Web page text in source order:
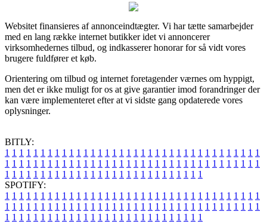
Websitet finansieres af annonceindtægter. Vi har tætte samarbejder
med en lang række internet butikker idet vi annoncerer
virksomhedernes tilbud, og indkasserer honorar for så vidt vores
brugere fuldfører et køb.
Orientering om tilbud og internet foretagender værnes om hyppigt,
men det er ikke muligt for os at give garantier imod forandringer der
kan være implementeret efter at vi sidste gang opdaterede vores
oplysninger.
BITLY:
1 1 1 1 1 1 1 1 1 1 1 1 1 1 1 1 1 1 1 1 1 1 1 1 1 1 1 1 1 1 1 1 1 1 1 1
1 1 1 1 1 1 1 1 1 1 1 1 1 1 1 1 1 1 1 1 1 1 1 1 1 1 1 1 1 1 1 1 1 1 1 1
1 1 1 1 1 1 1 1 1 1 1 1 1 1 1 1 1 1 1 1 1 1 1 1 1 1 1 1
SPOTIFY:
1 1 1 1 1 1 1 1 1 1 1 1 1 1 1 1 1 1 1 1 1 1 1 1 1 1 1 1 1 1 1 1 1 1 1 1
1 1 1 1 1 1 1 1 1 1 1 1 1 1 1 1 1 1 1 1 1 1 1 1 1 1 1 1 1 1 1 1 1 1 1 1
1 1 1 1 1 1 1 1 1 1 1 1 1 1 1 1 1 1 1 1 1 1 1 1 1 1 1 1